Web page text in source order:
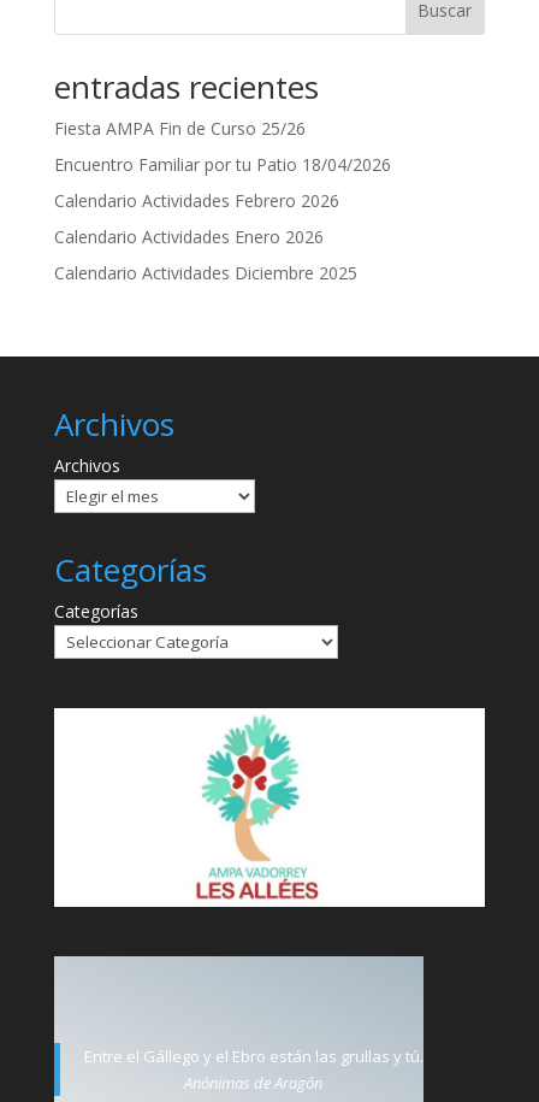
Buscar
entradas recientes
Fiesta AMPA Fin de Curso 25/26
Encuentro Familiar por tu Patio 18/04/2026
Calendario Actividades Febrero 2026
Calendario Actividades Enero 2026
Calendario Actividades Diciembre 2025
Archivos
Archivos
Categorías
Categorías
Entre el Gállego y el Ebro están las grullas y tú.
Anónimas de Aragón